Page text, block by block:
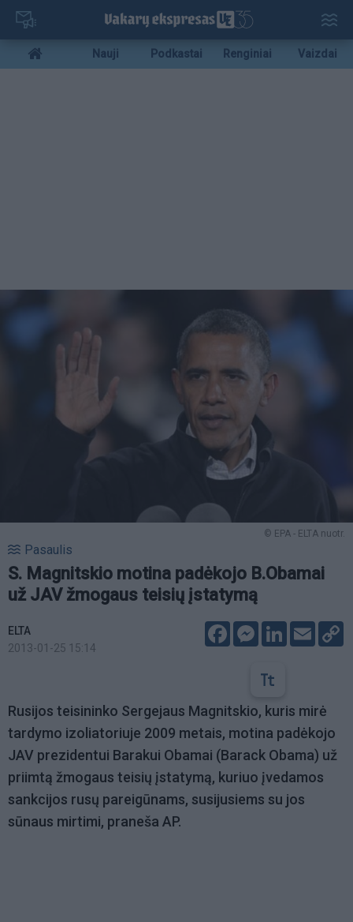
Pereiti
pagrindinį
turinį
Mobile
menu
Nauji Podkastai Renginiai Vaizdai
© EPA - ELTA nuotr.
Pasaulis
S. Magnitskio motina padėkojo B.Obamai
už JAV žmogaus teisių įstatymą
ELTA
2013-01-25 15:14
FacebookMessenger
LinkedIn
Email
Rusijos teisininko Sergejaus Magnitskio, kuris mirė
tardymo izoliatoriuje 2009 metais, motina padėkojo
JAV prezidentui Barakui Obamai (Barack Obama) už
priimtą žmogaus teisių įstatymą, kuriuo įvedamos
sankcijos rusų pareigūnams, susijusiems su jos
sūnaus mirtimi, praneša AP.